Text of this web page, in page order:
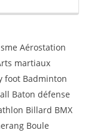
Aérostation
martiaux
foot Badminton
Baton défense
Billard BMX
Boule